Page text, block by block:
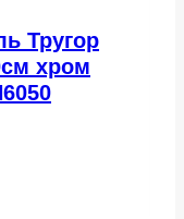
Тругор
хром